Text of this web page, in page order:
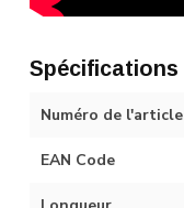
Spécifications
Numéro de l'article
EAN Code